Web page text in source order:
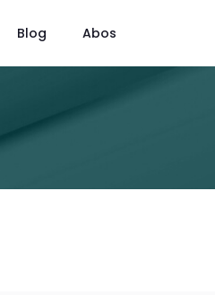
Blog Abos